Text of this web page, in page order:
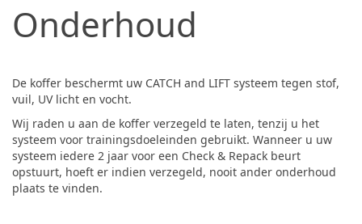
Onderhoud
De koffer beschermt uw CATCH and LIFT systeem tegen stof,
vuil, UV licht en vocht.
Wij raden u aan de koffer verzegeld te laten, tenzij u het
systeem voor trainingsdoeleinden gebruikt. Wanneer u uw
systeem iedere 2 jaar voor een Check & Repack beurt
opstuurt, hoeft er indien verzegeld, nooit ander onderhoud
plaats te vinden.